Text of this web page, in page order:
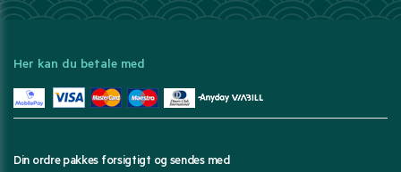
Her kan du betale med
Din ordre pakkes forsigtigt og sendes med